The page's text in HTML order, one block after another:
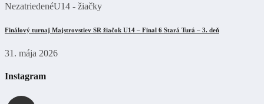
NezatriedenéU14 - žiačky
Finálový turnaj Majstrovstiev SR žiačok U14 – Final 6 Stará Turá – 3. deň
31. mája 2026
Instagram